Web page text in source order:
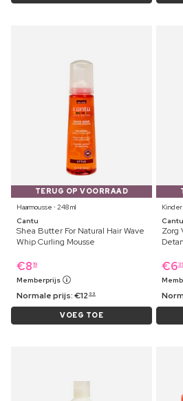
TERUG OP VOORRAAD
Haarmousse ⋅ 248 ml
Cantu
Shea Butter For Natural Hair Wave
Whip Curling Mousse
€8 19
Memberprijs
Normale prijs:€12 99
VOEG TOE
Kinder
Cantu
Zorg
€6